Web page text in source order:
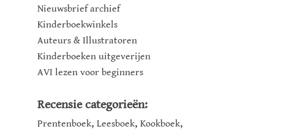
Nieuwsbrief archief
Kinderboekwinkels
Auteurs & Illustratoren
Kinderboeken uitgeverijen
AVI lezen voor beginners
Recensie categorieën:
Prentenboek, Leesboek, Kookboek,